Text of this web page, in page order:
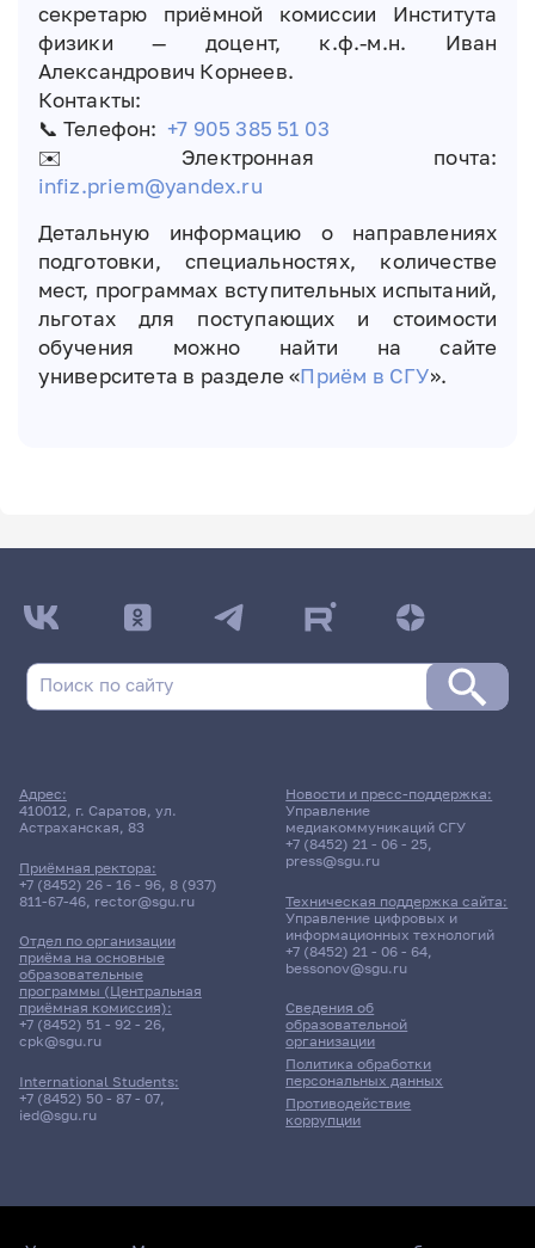
секретарю приёмной комиссии Института
физики — доцент, к.ф.-м.н. Иван
Александрович Корнеев.
Контакты:
📞 Телефон: +7 905 385 51 03
✉️ Электронная почта:
infiz.priem@yandex.ru
Детальную информацию о направлениях
подготовки, специальностях, количестве
мест, программах вступительных испытаний,
льготах для поступающих и стоимости
обучения можно найти на сайте
университета в разделе «Приём в СГУ».
Адрес:
410012, г. Саратов, ул.
Астраханская, 83
Приёмная ректора:
+7 (8452) 26 - 16 - 96, 8 (937)
811-67-46, rector@sgu.ru
Отдел по организации
приёма на основные
образовательные
программы (Центральная
приёмная комиссия):
+7 (8452) 51 - 92 - 26,
cpk@sgu.ru
International Students:
+7 (8452) 50 - 87 - 07,
ied@sgu.ru
Сведения об
образовательной
организации
Политика обработки
персональных данных
Противодействие
коррупции
Новости и пресс-поддержка:
Управление
медиакоммуникаций СГУ
+7 (8452) 21 - 06 - 25,
press@sgu.ru
Техническая поддержка сайта:
Управление цифровых и
информационных технологий
+7 (8452) 21 - 06 - 64,
bessonov@sgu.ru